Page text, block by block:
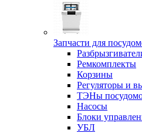
Запчасти для
Ремкомплекты
Корзины
Регуляторы и
ТЭНы
Насосы
Блоки
УБЛ